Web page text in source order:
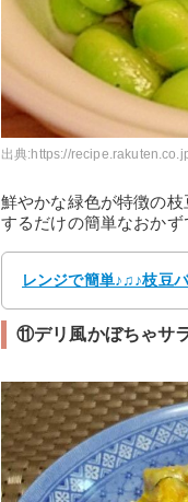
出典:https://
鮮やかな緑色が特徴の
するだけの簡単なおかず
レンジで簡単♪♫♪枝豆
⑪デリ風かぼちゃサ